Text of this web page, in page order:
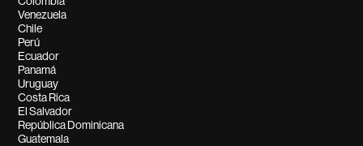
Venezuela
Chile
Perú
Ecuador
Panamá
Uruguay
Costa Rica
El Salvador
República Dominicana
Guatemala